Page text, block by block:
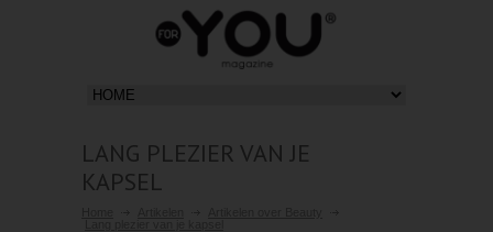
LANG PLEZIER VAN JE
KAPSEL